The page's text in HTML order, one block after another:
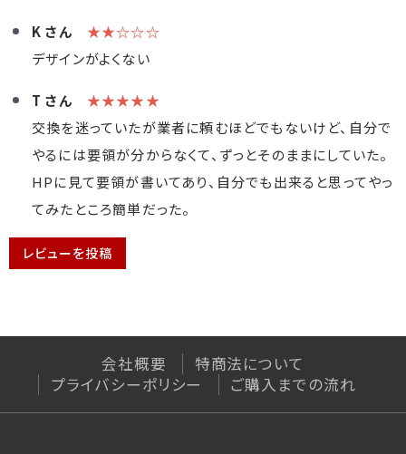
デザインがよくない
交換を迷っていたが業者に頼むほどでもないけど、自分で
やるには要領が分からなくて、ずっとそのままにしていた。
HPに見て要領が書いてあり、自分でも出来ると思ってやっ
てみたところ簡単だった。
レビューを投稿
会社概要
特商法について
プライバシーポリシー
ご購入までの流れ